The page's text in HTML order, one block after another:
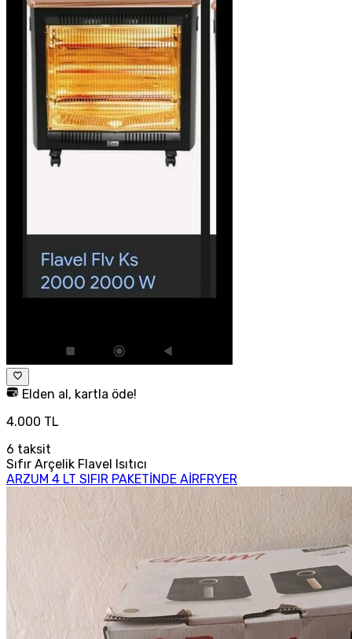
Elden al, kartla öde!
4.000 TL
6 taksit
Sıfır Arçelik Flavel Isıtıcı
ARZUM 4 LT SIFIR PAKETİNDE AİRFRYER